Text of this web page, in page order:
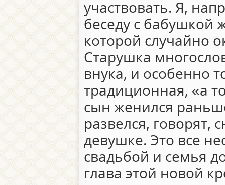
участвовать. Я,
беседу с бабушкой
которой случайно
Старушка
внука, и особенно
традиционная, «а
сын женился
развелся, говорят,
девушке. Это все
свадьбой и семья
глава этой новой